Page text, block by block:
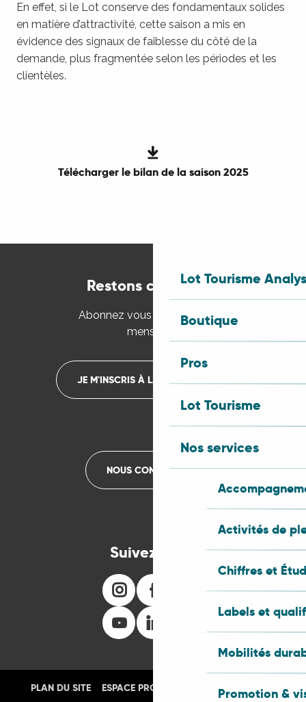
Lot Tourisme
Boutique
Pros
Lot Tourisme
Nos services
Activités de
Chiffres et
Labels et
Mobilités
Promotion &
En effet, si le Lot conserve des fondamentaux solides
en matière d’attractivité, cette saison a mis en
évidence des signaux de faiblesse du côté de la
demande, plus fragmentée selon les périodes et les
clientèles.
Télécharger le bilan de la saison 2025
Restons connectés
Abonnez vous à la newsletter
mensuelle
JE M'INSCRIS À LA NEWSLETTER
NOUS CONTACTER
Suivez-nous
PLAN DU SITE ESPACE PRO PHOTOTHÈQUE